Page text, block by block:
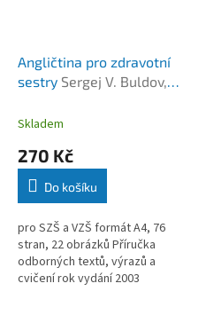
Angličtina pro zdravotní
sestry Sergej V. Buldov,
Skladem
270 Kč
Do košíku
pro SZŠ a VZŠ formát A4, 76
stran, 22 obrázků Příručka
odborných textů, výrazů a
cvičení rok vydání 2003